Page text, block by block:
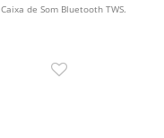
Caixa de Som Bluetooth TWS.